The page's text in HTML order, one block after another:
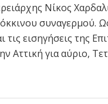
Νίκος
συναγερμού.
τις εισηγήσεις της
Αττική για αύριο,